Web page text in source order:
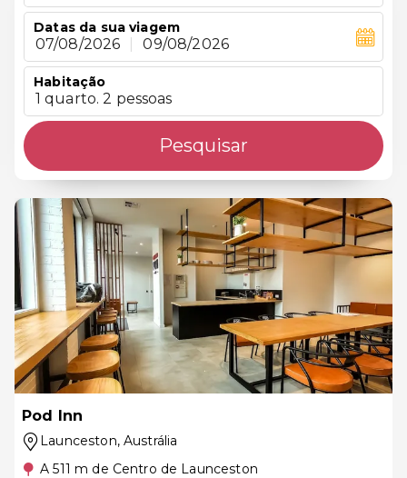
Datas da sua viagem
07/08/2026 09/08/2026
Habitação
1 quarto. 2 pessoas
Pesquisar
Pod Inn
Launceston, Austrália
A 511 m de Centro de Launceston